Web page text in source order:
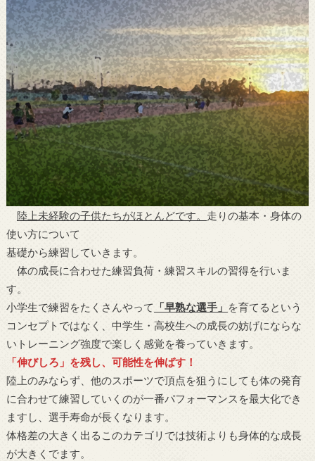
陸上未経験の子供たちがほとんどです。 走りの基本・身体の
使い方について
基礎から練習していきます。
体の成長に合わせた練習負荷・練習スキルの習得を行いま
す。
小学生で練習をたくさんやって
「早熟な選手」 を育てるという
コンセプトではなく、中学生・高校生への成長の妨げにならな
いトレーニング強度で楽しく感覚を養っていきます。
「伸びしろ」を残し、可能性を伸ばす！
陸上のみならず、他のスポーツで頂点を狙うにしても体の発育
に合わせて練習していくのが一番パフォーマンスを最大化でき
ますし、選手寿命が長くなります。
体格差の大きく出るこのカテゴリでは技術よりも身体的な成長
が大きくでます。